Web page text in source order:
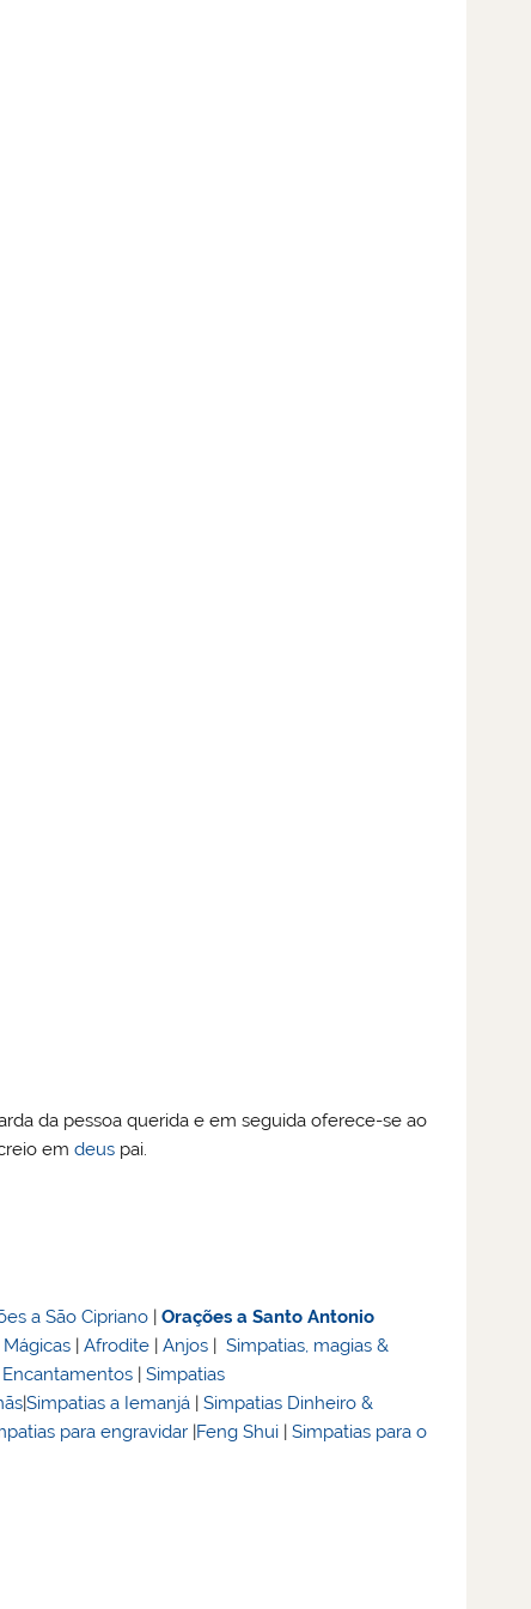
da pessoa querida e em seguida oferece-se ao
emdeus pai.
a São Cipriano |Orações a Santo Antonio
|Afrodite |Anjos |Simpatias, magias &
Encantamentos |Simpatias
|Simpatias a Iemanjá |Simpatias Dinheiro &
para engravidar |Feng Shui |Simpatias para o